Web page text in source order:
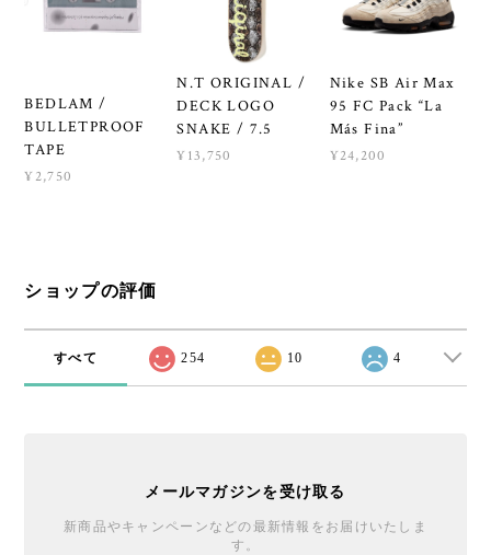
BEDLAM /
BULLETPROOF
TAPE
¥2,750
N.T ORIGINAL /
DECK LOGO
SNAKE / 7.5
¥13,750
Nike SB Air Max
95 FC Pack “La
Más Fina”
¥24,200
ショップの評価
すべて 254 10 4
メールマガジンを受け取る
新商品やキャンペーンなどの最新情報をお届けいたしま
す。